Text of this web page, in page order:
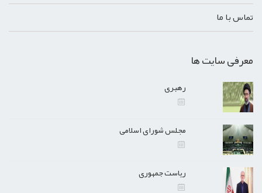
تماس با ما
معرفی سایت ها
رهبری
مجلس شورای اسلامی
ریاست جمهوری